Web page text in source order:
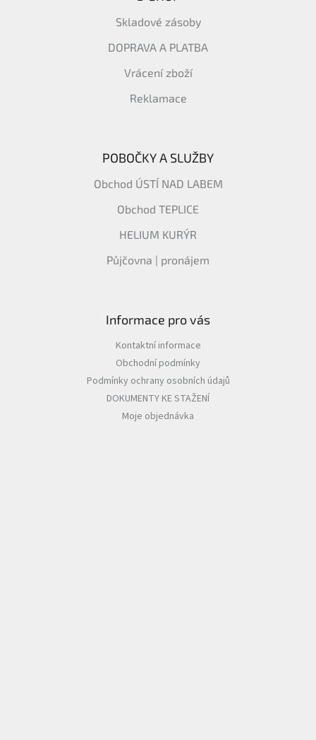
Skladové zásoby
DOPRAVA A PLATBA
Vrácení zboží
Reklamace
POBOČKY A SLUŽBY
Obchod ÚSTÍ NAD LABEM
Obchod TEPLICE
HELIUM KURÝR
Půjčovna | pronájem
Informace pro vás
Kontaktní informace
Obchodní podmínky
Podmínky ochrany osobních údajů
DOKUMENTY KE STAŽENÍ
Moje objednávka